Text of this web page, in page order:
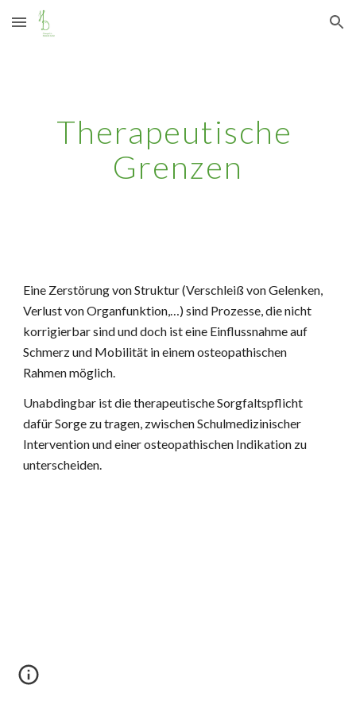
Skip to main content Skip to navigation
Therapeutische
Grenzen
Eine Zerstörung von Struktur (Verschleiß von Gelenken,
Verlust von Organfunktion,…) sind Prozesse, die nicht
korrigierbar sind und doch ist eine Einflussnahme auf
Schmerz und Mobilität in einem osteopathischen
Rahmen möglich.
Unabdingbar ist die therapeutische Sorgfaltspflicht
dafür Sorge zu tragen, zwischen Schulmedizinischer
Intervention und einer osteopathischen Indikation zu
unterscheiden.